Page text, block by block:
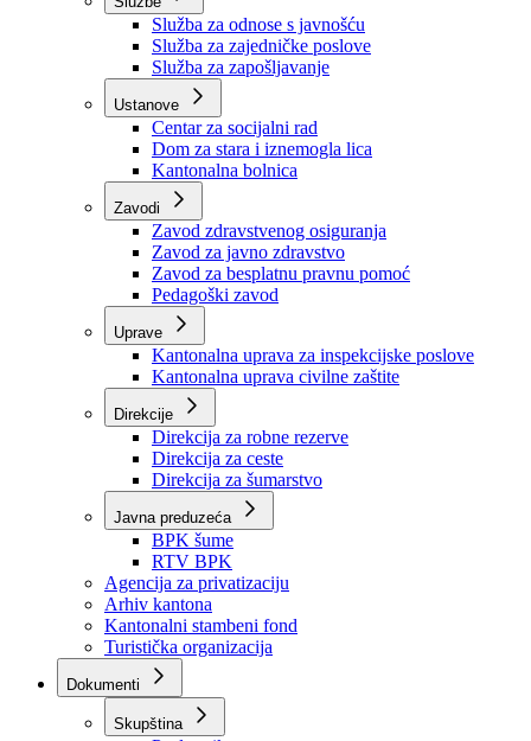
Organizacije
Službe
Služba za odnose s javnošću
Služba za zajedničke poslove
Služba za zapošljavanje
Ustanove
Centar za socijalni rad
Dom za stara i iznemogla lica
Kantonalna bolnica
Zavodi
Zavod zdravstvenog osiguranja
Zavod za javno zdravstvo
Zavod za besplatnu pravnu pomoć
Pedagoški zavod
Kantonalna uprava za inspekcijske poslove
Kantonalna uprava civilne zaštite
Direkcije
Direkcija za robne rezerve
Direkcija za ceste
Direkcija za šumarstvo
Javna preduzeća
BPK šume
RTV BPK
Agencija za privatizaciju
Arhiv kantona
Kantonalni stambeni fond
Turistička organizacija